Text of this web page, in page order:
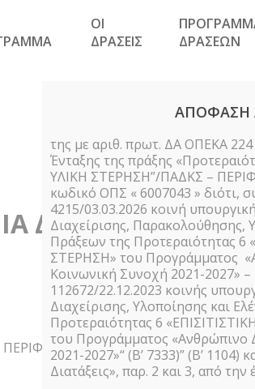
ΟΙ
ΔΡΑΣΕΙΣ
ΔΡΑΣΕΩΝ
ΔΥΤΙΚΗΣ
13
ΠΕΡΙΦΕΡΕΙΑ ΔΥΤΙΚΗΣ ΜΑΚΕΔΟΝΙΑΣ –
ΑΠΟΦΑΣΗ
της με αριθ. πρωτ. ΔΑ ΟΠΕΚΑ
Ένταξης της πράξης
ΥΛΙΚΗ ΣΤΕΡΗΣΗ”/ΠΑΔΚΣ –
κωδικό ΟΠΣ « 6007043 » διότι,
4215/03.03.2026 κοινή
Διαχείρισης, Παρακολούθησης,
Πράξεων της Προτεραιότητας 6
ΣΤΕΡΗΣΗ» του Προγράμματος
Κοινωνική Συνοχή 2021-2027» –
112672/22.12.2023 κοινής
Διαχείρισης, Υλοποίησης και
Προτεραιότητας 6
του Προγράμματος «Ανθρώπινο
2021-2027»“ (Β’ 7333)” (Β’ 1104)
Διατάξεις», παρ. 2 και 3, από